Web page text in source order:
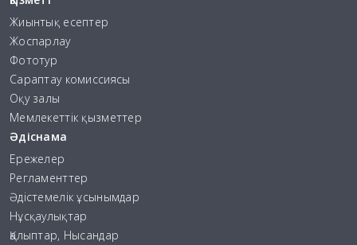
Жиынтық есептер
Жоспарлау
Фототур
Сараптау комиссиясы
Оқу залы
Мемлекеттік қызметтер
Әдіснама
Ережелер
Регламенттер
Әдістемелік ұсынымдар
Нұсқаулықтар
Қалыптар, Нысандар